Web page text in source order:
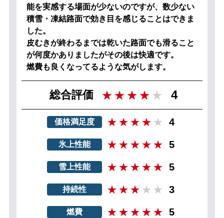
能を実感する場面が少ないのですが、数少ない
積雪・凍結路面で効き目を感じることはできま
した。
皮むきが終わるまでは乾いた路面でも滑ること
が何度かありましたがその後は快適です。
燃費も良くなってるような気がします。
総合評価 4
価格満足度 4
氷上性能 5
雪上性能 5
持続性 3
燃費 5